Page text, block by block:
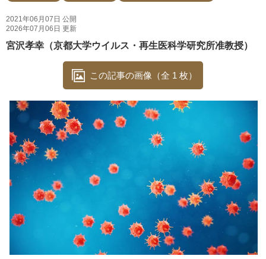
2021年06月07日 公開
2026年07月06日 更新
宮沢孝幸（京都大学ウイルス・再生医科学研究所准教授）
この記事の画像（全 1 枚）